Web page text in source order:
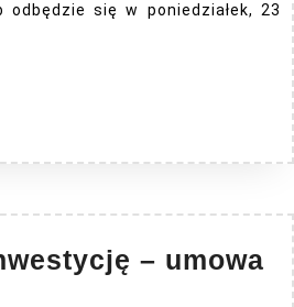
odbędzie się w poniedziałek, 23
– umowa